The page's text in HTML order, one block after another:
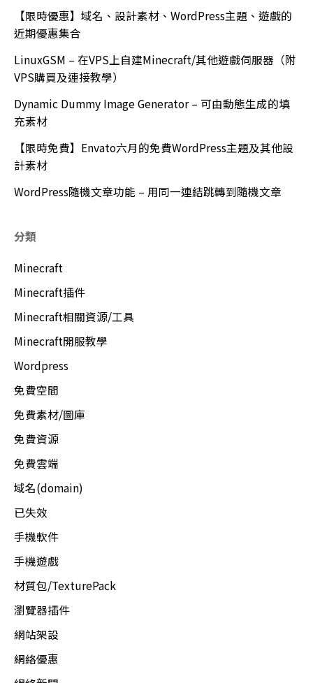
【限時優惠】域名、設計素材、WordPress主題、遊戲的
近期優惠集合
LinuxGSM – 在VPS上自建Minecraft/其他遊戲伺服器（附
VPS購買及連接教學）
Dynamic Dummy Image Generator – 可由動態生成的填
充素材
【限時免費】Envato六月的免費WordPress主題及其他設
計素材
WordPress隨機文章功能 – 用同一連結跳轉到隨機文章
分類
Minecraft
Minecraft插件
Minecraft相關資源/工具
Minecraft開服教學
Wordpress
免費空間
免費素材/圖庫
免費資源
免費雲端
域名(domain)
已失效
手機軟件
手機遊戲
材質包/TexturePack
瀏覽器插件
網站架設
網絡優惠